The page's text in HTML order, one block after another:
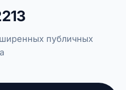
публичных